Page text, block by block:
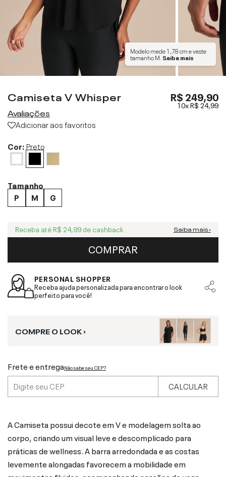
Modelo mede1,78 cme veste
tamanhoM Saiba mais
Camiseta V Whisper
Avaliações
Adicionar aos favoritos
R$ 249,90
10xR$ 24,99
Cor:Preto
Tamanho
P
M G
Receba até R$ 24,99 de cashback Saiba mais ›
COMPRAR
PERSONAL SHOPPER
Receba ajuda personalizada para encontrar o look
perfeito para você!
COMPRE O LOOK ›
Frete e entregaNão sabe seu CEP?
CALCULAR
A Camiseta possui decote em V e modelagem solta ao
corpo, criando um visual leve e descomplicado para
práticas de wellness. A barra arredondada e as costas
levemente alongadas favorecem a mobilidade em